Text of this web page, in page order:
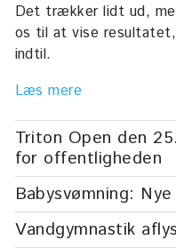
Det trækker lidt ud,
os til at vise
indtil.
Læs mere
Triton Open den
for offentligheden
Babysvømning:
Vandgymnastik